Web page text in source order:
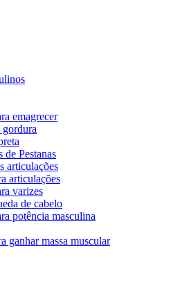
emagrecer
gordura
de Pestanas
articulações
articulações
varizes
de cabelo
potência masculina
ganhar massa muscular